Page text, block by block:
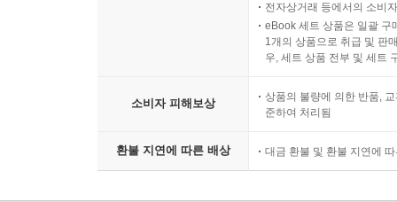
전자상거래 등에서의 소비
eBook 세트 상품은 일괄 구
1개의 상품으로 취급 및 판
우, 세트 상품 전부 및 세트
소비자 피해보상
상품의 불량에 의한 반품,
준하여 처리됨
환불 지연에 따른 배상 대금 환불 및 환불 지연에